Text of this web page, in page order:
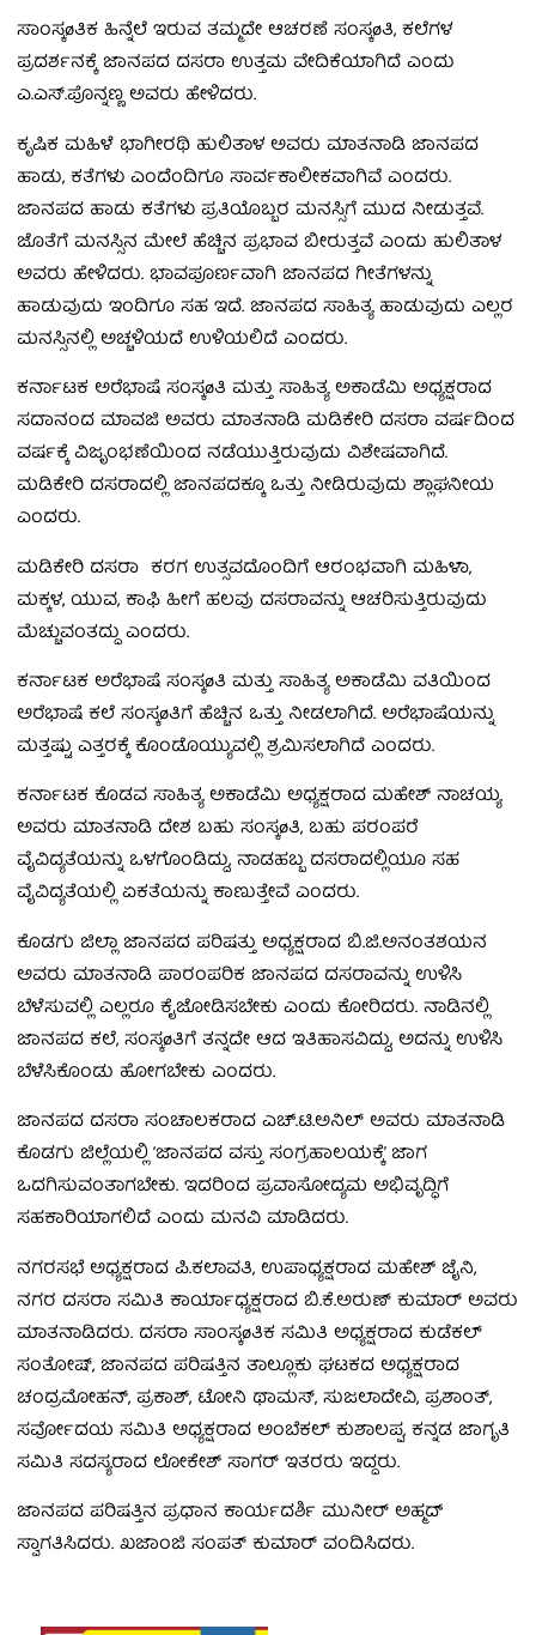
ಸಾಂಸ್ಕøತಿಕ ಹಿನ್ನೆಲೆ ಇರುವ ತಮ್ಮದೇ ಆಚರಣೆ ಸಂಸ್ಕøತಿ, ಕಲೆಗಳ
ಪ್ರದರ್ಶನಕ್ಕೆ ಜಾನಪದ ದಸರಾ ಉತ್ತಮ ವೇದಿಕೆಯಾಗಿದೆ ಎಂದು
ಎ.ಎಸ್.ಪೊನ್ನಣ್ಣ ಅವರು ಹೇಳಿದರು.
ಕೃಷಿಕ ಮಹಿಳೆ ಭಾಗೀರಥಿ ಹುಲಿತಾಳ ಅವರು ಮಾತನಾಡಿ ಜಾನಪದ
ಹಾಡು, ಕತೆಗಳು ಎಂದೆಂದಿಗೂ ಸಾರ್ವಕಾಲೀಕವಾಗಿವೆ ಎಂದರು.
ಜಾನಪದ ಹಾಡು ಕತೆಗಳು ಪ್ರತಿಯೊಬ್ಬರ ಮನಸ್ಸಿಗೆ ಮುದ ನೀಡುತ್ತವೆ.
ಜೊತೆಗೆ ಮನಸ್ಸಿನ ಮೇಲೆ ಹೆಚ್ಚಿನ ಪ್ರಭಾವ ಬೀರುತ್ತವೆ ಎಂದು ಹುಲಿತಾಳ
ಅವರು ಹೇಳಿದರು. ಭಾವಪೂರ್ಣವಾಗಿ ಜಾನಪದ ಗೀತೆಗಳನ್ನು
ಹಾಡುವುದು ಇಂದಿಗೂ ಸಹ ಇದೆ. ಜಾನಪದ ಸಾಹಿತ್ಯ ಹಾಡುವುದು ಎಲ್ಲರ
ಮನಸ್ಸಿನಲ್ಲಿ ಅಚ್ಚಳಿಯದೆ ಉಳಿಯಲಿದೆ ಎಂದರು.
ಕರ್ನಾಟಕ ಅರೆಭಾಷೆ ಸಂಸ್ಕøತಿ ಮತ್ತು ಸಾಹಿತ್ಯ ಅಕಾಡೆಮಿ ಅಧ್ಯಕ್ಷರಾದ
ಸದಾನಂದ ಮಾವಜಿ ಅವರು ಮಾತನಾಡಿ ಮಡಿಕೇರಿ ದಸರಾ ವರ್ಷದಿಂದ
ವರ್ಷಕ್ಕೆ ವಿಜೃಂಭಣೆಯಿಂದ ನಡೆಯುತ್ತಿರುವುದು ವಿಶೇಷವಾಗಿದೆ.
ಮಡಿಕೇರಿ ದಸರಾದಲ್ಲಿ ಜಾನಪದಕ್ಕೂ ಒತ್ತು ನೀಡಿರುವುದು ಶ್ಲಾಘನೀಯ
ಎಂದರು.
ಮಡಿಕೇರಿ ದಸರಾ ಕರಗ ಉತ್ಸವದೊಂದಿಗೆ ಆರಂಭವಾಗಿ ಮಹಿಳಾ,
ಮಕ್ಕಳ, ಯುವ, ಕಾಫಿ ಹೀಗೆ ಹಲವು ದಸರಾವನ್ನು ಆಚರಿಸುತ್ತಿರುವುದು
ಮೆಚ್ಚುವಂತದ್ದು ಎಂದರು.
ಕರ್ನಾಟಕ ಅರೆಭಾಷೆ ಸಂಸ್ಕøತಿ ಮತ್ತು ಸಾಹಿತ್ಯ ಅಕಾಡೆಮಿ ವತಿಯಿಂದ
ಅರೆಭಾಷೆ ಕಲೆ ಸಂಸ್ಕøತಿಗೆ ಹೆಚ್ಚಿನ ಒತ್ತು ನೀಡಲಾಗಿದೆ. ಅರೆಭಾಷೆಯನ್ನು
ಮತ್ತಷ್ಟು ಎತ್ತರಕ್ಕೆ ಕೊಂಡೊಯ್ಯುವಲ್ಲಿ ಶ್ರಮಿಸಲಾಗಿದೆ ಎಂದರು.
ಕರ್ನಾಟಕ ಕೊಡವ ಸಾಹಿತ್ಯ ಅಕಾಡೆಮಿ ಅಧ್ಯಕ್ಷರಾದ ಮಹೇಶ್ ನಾಚಯ್ಯ
ಅವರು ಮಾತನಾಡಿ ದೇಶ ಬಹು ಸಂಸ್ಕøತಿ, ಬಹು ಪರಂಪರೆ
ವೈವಿದ್ಯತೆಯನ್ನು ಒಳಗೊಂಡಿದ್ದು, ನಾಡಹಬ್ಬ ದಸರಾದಲ್ಲಿಯೂ ಸಹ
ವೈವಿದ್ಯತೆಯಲ್ಲಿ ಏಕತೆಯನ್ನು ಕಾಣುತ್ತೇವೆ ಎಂದರು.
ಕೊಡಗು ಜಿಲ್ಲಾ ಜಾನಪದ ಪರಿಷತ್ತು ಅಧ್ಯಕ್ಷರಾದ ಬಿ.ಜಿ.ಅನಂತಶಯನ
ಅವರು ಮಾತನಾಡಿ ಪಾರಂಪರಿಕ ಜಾನಪದ ದಸರಾವನ್ನು ಉಳಿಸಿ
ಬೆಳೆಸುವಲ್ಲಿ ಎಲ್ಲರೂ ಕೈಜೋಡಿಸಬೇಕು ಎಂದು ಕೋರಿದರು. ನಾಡಿನಲ್ಲಿ
ಜಾನಪದ ಕಲೆ, ಸಂಸ್ಕøತಿಗೆ ತನ್ನದೇ ಆದ ಇತಿಹಾಸವಿದ್ದು, ಅದನ್ನು ಉಳಿಸಿ
ಬೆಳೆಸಿಕೊಂಡು ಹೋಗಬೇಕು ಎಂದರು.
ಜಾನಪದ ದಸರಾ ಸಂಚಾಲಕರಾದ ಎಚ್.ಟಿ.ಅನಿಲ್ ಅವರು ಮಾತನಾಡಿ
ಕೊಡಗು ಜಿಲ್ಲೆಯಲ್ಲಿ ‘ಜಾನಪದ ವಸ್ತು ಸಂಗ್ರಹಾಲಯಕ್ಕೆ’ ಜಾಗ
ಒದಗಿಸುವಂತಾಗಬೇಕು. ಇದರಿಂದ ಪ್ರವಾಸೋದ್ಯಮ ಅಭಿವೃದ್ಧಿಗೆ
ಸಹಕಾರಿಯಾಗಲಿದೆ ಎಂದು ಮನವಿ ಮಾಡಿದರು.
ನಗರಸಭೆ ಅಧ್ಯಕ್ಷರಾದ ಪಿ.ಕಲಾವತಿ, ಉಪಾಧ್ಯಕ್ಷರಾದ ಮಹೇಶ್ ಜೈನಿ,
ನಗರ ದಸರಾ ಸಮಿತಿ ಕಾರ್ಯಾಧ್ಯಕ್ಷರಾದ ಬಿ.ಕೆ.ಅರುಣ್ ಕುಮಾರ್ ಅವರು
ಮಾತನಾಡಿದರು. ದಸರಾ ಸಾಂಸ್ಕøತಿಕ ಸಮಿತಿ ಅಧ್ಯಕ್ಷರಾದ ಕುಡೆಕಲ್
ಸಂತೋಷ್, ಜಾನಪದ ಪರಿಷತ್ತಿನ ತಾಲ್ಲೂಕು ಘಟಕದ ಅಧ್ಯಕ್ಷರಾದ
ಚಂದ್ರಮೋಹನ್, ಪ್ರಕಾಶ್, ಟೋನಿ ಥಾಮಸ್, ಸುಜಲಾದೇವಿ, ಪ್ರಶಾಂತ್,
ಸರ್ವೋದಯ ಸಮಿತಿ ಅಧ್ಯಕ್ಷರಾದ ಅಂಬೆಕಲ್ ಕುಶಾಲಪ್ಪ, ಕನ್ನಡ ಜಾಗೃತಿ
ಸಮಿತಿ ಸದಸ್ಯರಾದ ಲೋಕೇಶ್ ಸಾಗರ್ ಇತರರು ಇದ್ದರು.
ಜಾನಪದ ಪರಿಷತ್ತಿನ ಪ್ರಧಾನ ಕಾರ್ಯದರ್ಶಿ ಮುನೀರ್ ಅಹ್ಮದ್
ಸ್ವಾಗತಿಸಿದರು. ಖಜಾಂಜಿ ಸಂಪತ್ ಕುಮಾರ್ ವಂದಿಸಿದರು.